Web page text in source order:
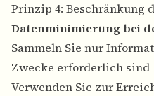
Prinzip 4: Beschränkung
Datenminimierung bei
Sammeln Sie nur
Zwecke erforderlich sind
Verwenden Sie zur